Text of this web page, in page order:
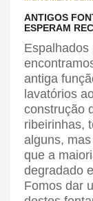
ANTIGOS
ESPERAM
Espalhados
antiga
lavatórios
construção
ribeirinhas,
alguns,
que a
degradado
Fomos dar